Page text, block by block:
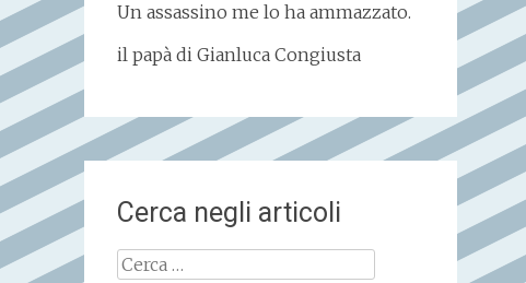
Un assassino me lo ha ammazzato.
il papà di Gianluca Congiusta
Cerca negli articoli
Ricerca